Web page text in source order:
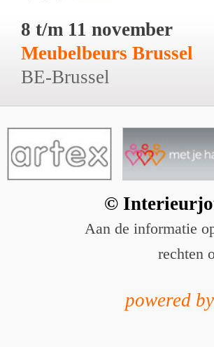
8 t/m 11 november
Meubelbeurs Brussel
BE-Brussel
©
Aan de informatie
rechten
powered